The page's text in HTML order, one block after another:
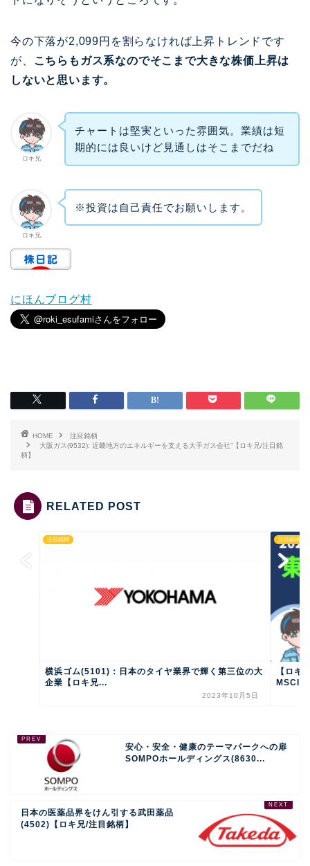
今の下落が2,099円を割らなければ上昇トレンドです
が、
こちらもガス系なのでそこまで大きな株価上昇は
しないと思います。
ロキ兄
チャートは堅実といった雰囲気。業績は短
期的には良いけど見通しはそこまでだね
ロキ兄
※投資は自己責任でお願いします。
にほんブログ村
HOME
注目銘柄
大阪ガス(9532): 近畿地方のエネルギーを支える大手ガス会社”【ロキ兄/注目銘
柄】
RELATED POST
注目銘柄
横浜ゴム(5101)：日本のタイヤ業界で輝く第三位の大
企業【ロキ兄...
2023年10月5日
注目銘柄
【ロキ
MSCI
安心・安全・健康のテーマパークへの扉
SOMPOホールディングス(8630...
日本の医薬品界をけん引する武田薬品
(4502)【ロキ兄/注目銘柄】